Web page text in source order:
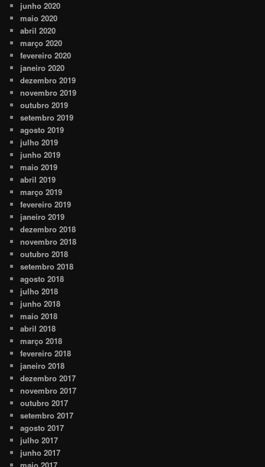
junho 2020
maio 2020
abril 2020
março 2020
fevereiro 2020
janeiro 2020
dezembro 2019
novembro 2019
outubro 2019
setembro 2019
agosto 2019
julho 2019
junho 2019
maio 2019
abril 2019
março 2019
fevereiro 2019
janeiro 2019
dezembro 2018
novembro 2018
outubro 2018
setembro 2018
agosto 2018
julho 2018
junho 2018
maio 2018
abril 2018
março 2018
fevereiro 2018
janeiro 2018
dezembro 2017
novembro 2017
outubro 2017
setembro 2017
agosto 2017
julho 2017
junho 2017